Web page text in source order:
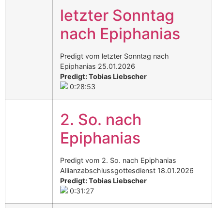
letzter Sonntag
nach Epiphanias
Predigt vom letzter Sonntag nach
Epiphanias 25.01.2026
Predigt: Tobias Liebscher
0:28:53
2. So. nach
Epiphanias
Predigt vom 2. So. nach Epiphanias
Allianzabschlussgottesdienst 18.01.2026
Predigt: Tobias Liebscher
0:31:27